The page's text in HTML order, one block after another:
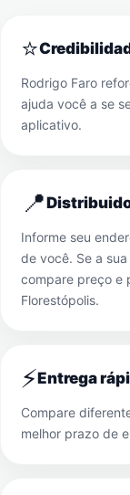
⭐
Rodrigo Faro
ajuda você a se
aplicativo.
📍
Informe seu
de você. Se a
compare preço e
Florestópolis.
⚡Entrega
Compare
melhor prazo de